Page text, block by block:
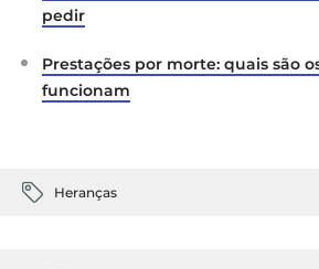
pedir
Prestações por morte: quais são
funcionam
Heranças